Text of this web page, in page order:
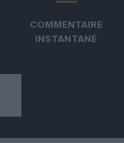
COMMENTAIRE
INSTANTANÉ